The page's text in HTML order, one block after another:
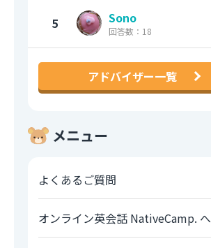
5 Sono
回答数：18
アドバイザー一覧
メニュー
よくあるご質問
オンライン英会話 NativeCamp. へ